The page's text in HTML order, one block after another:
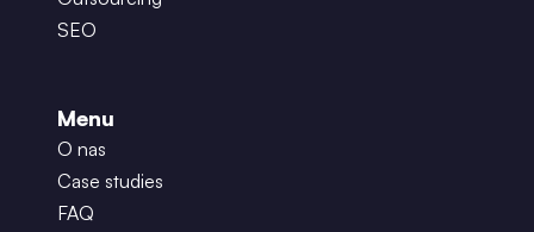
SEO
Menu
O nas
Case studies
FAQ